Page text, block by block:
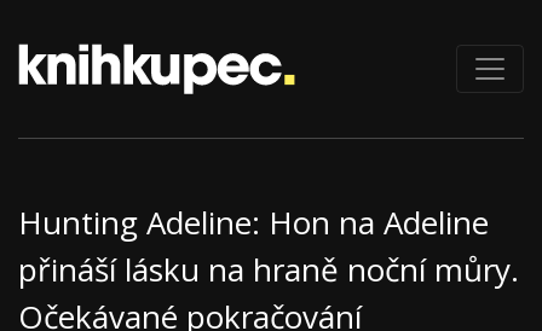
Hunting Adeline: Hon na Adeline
přináší lásku na hraně noční můry.
Očekávané pokračování